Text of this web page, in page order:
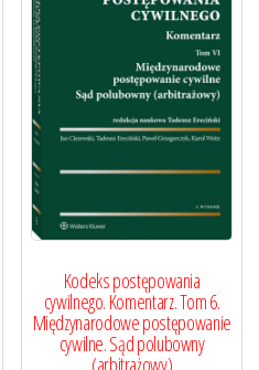
Kodeks postępowania
cywilnego. Komentarz. Tom 6.
Międzynarodowe postępowanie
cywilne. Sąd polubowny